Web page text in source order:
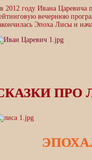
2012 году Ивана Царевича
вечернюю
Эпоха Лисы и
ПРО